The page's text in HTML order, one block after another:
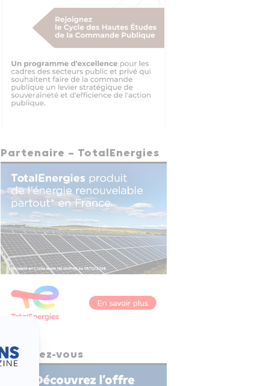
Partenaire – TotalEnergies
Abonnez-vous